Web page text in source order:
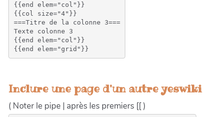
{{end elem="col"}}
{{col size="4"}}
===Titre de la colonne 3===
Texte colonne 3
{{end elem="col"}}
Inclure une page d'un autre yeswiki
( Noter le pipe | après les premiers [[ )